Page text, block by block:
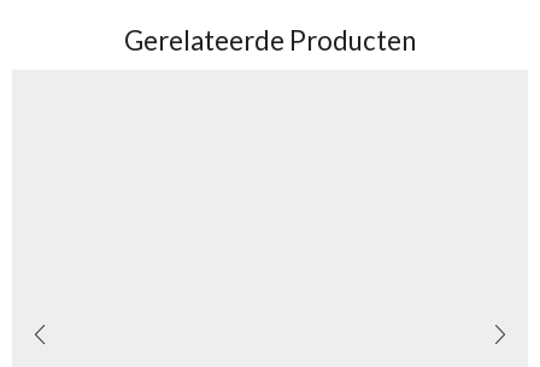
Gerelateerde Producten